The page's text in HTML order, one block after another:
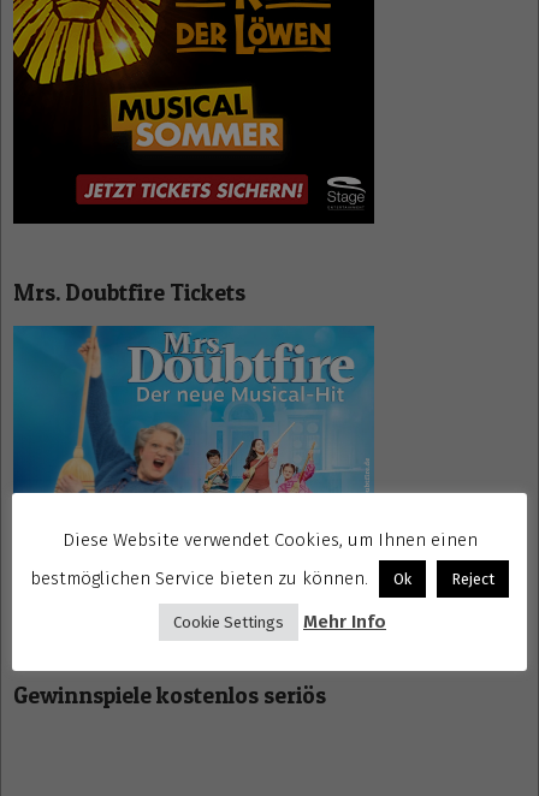
Mrs. Doubtfire Tickets
Gewinnspiele kostenlos seriös
Diese Website verwendet Cookies, um Ihnen einen
bestmöglichen Service bieten zu können.
Ok Reject
Cookie Settings Mehr Info